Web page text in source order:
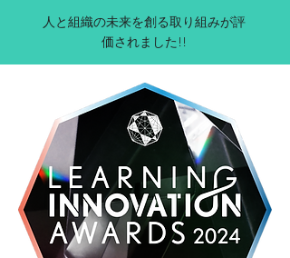
人と組織の未来を創る取り組みが評
価されました!!